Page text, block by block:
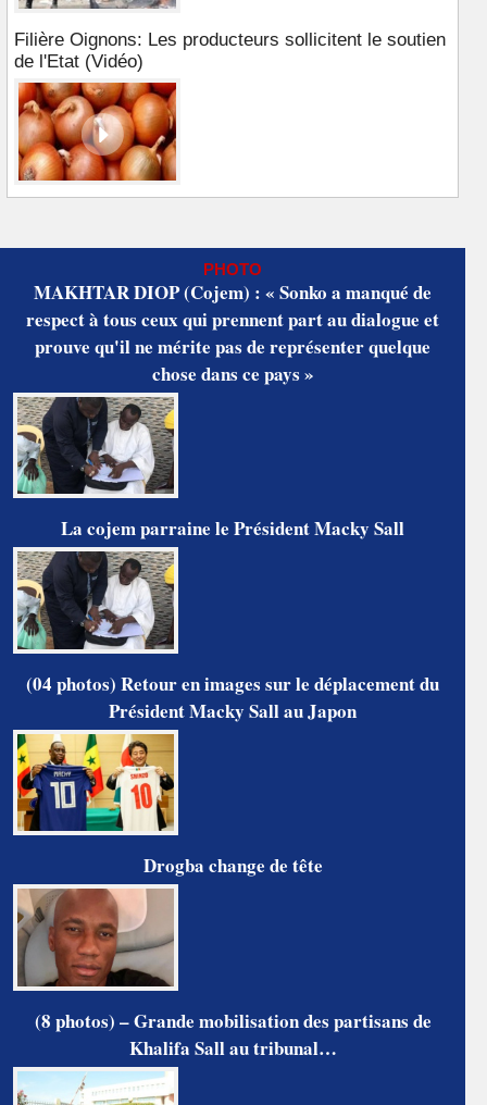
Filière Oignons: Les producteurs sollicitent le soutien
de l'Etat (Vidéo)
PHOTO
MAKHTAR DIOP (Cojem) : « Sonko a manqué de
respect à tous ceux qui prennent part au dialogue et
prouve qu'il ne mérite pas de représenter quelque
chose dans ce pays »
La cojem parraine le Président Macky Sall
(04 photos) Retour en images sur le déplacement du
Président Macky Sall au Japon
Drogba change de tête
(8 photos) – Grande mobilisation des partisans de
Khalifa Sall au tribunal…